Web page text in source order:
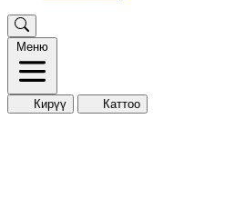
Меню
Кирүү Каттоо